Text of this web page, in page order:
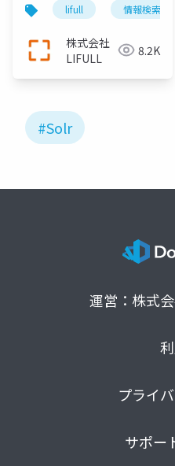
lifull 情報検索
株式会社
LIFULL
8.2K
#Solr
運営：株式
プライ
サポー